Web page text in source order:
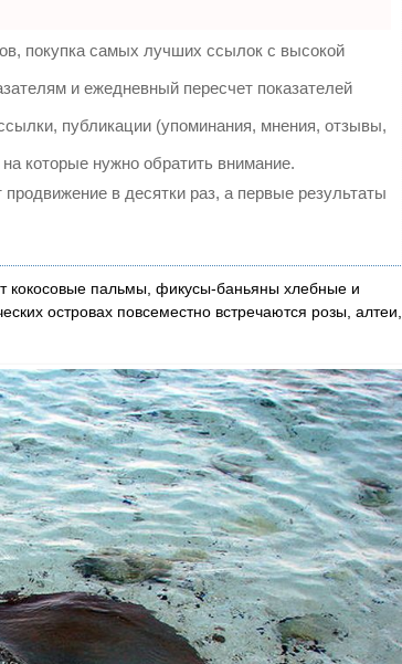
покупка самых лучших ссылок с высокой
и ежедневный пересчет показателей
публикации (упоминания, мнения, отзывы,
которые нужно обратить внимание.
продвижение в десятки раз, а первые результаты
кокосовые пальмы, фикусы-баньяны хлебные и
островах повсеместно встречаются розы, алтеи,